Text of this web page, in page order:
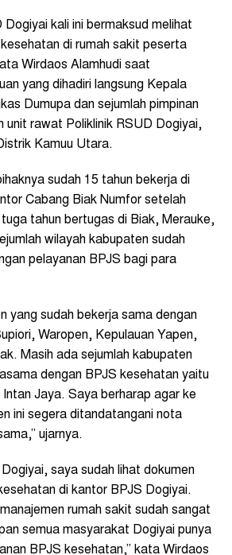
Dogiyai kali ini bermaksud melihat
di rumah sakit peserta
Wirdaos Alamhudi saat
yang dihadiri langsung Kepala
Dumupa dan sejumlah pimpinan
unit rawat Poliklinik RSUD Dogiyai,
Kamuu Utara.
sudah 15 tahun bekerja di
Cabang Biak Numfor setelah
tahun bertugas di Biak, Merauke,
wilayah kabupaten sudah
pelayanan BPJS bagi para
yang sudah bekerja sama dengan
Waropen, Kepulauan Yapen,
Masih ada sejumlah kabupaten
dengan BPJS kesehatan yaitu
Jaya. Saya berharap agar ke
ini segera ditandatangani nota
ujarnya.
saya sudah lihat dokumen
di kantor BPJS Dogiyai.
rumah sakit sudah sangat
semua masyarakat Dogiyai punya
BPJS kesehatan,” kata Wirdaos